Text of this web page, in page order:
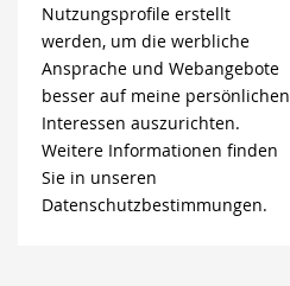
Nutzungsprofile erstellt
werden, um die werbliche
Ansprache und Webangebote
besser auf meine persönlichen
Interessen auszurichten.
Weitere Informationen finden
Sie in unseren
Datenschutzbestimmungen.